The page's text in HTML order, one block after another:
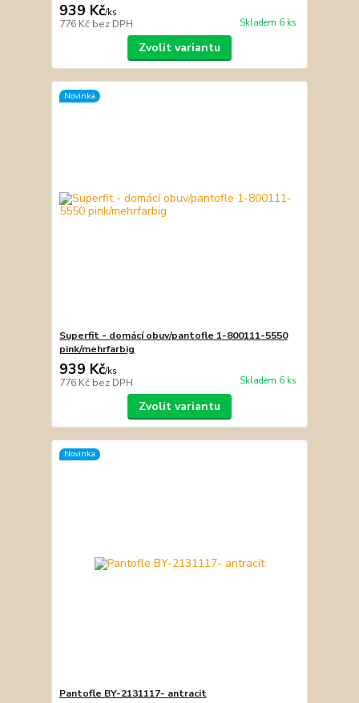
939 Kč/ks
776 Kč bez DPH Skladem 6 ks
Zvolit variantu
Novinka
Superfit - domácí obuv/pantofle 1-800111-5550
pink/mehrfarbig
939 Kč/ks
776 Kč bez DPH Skladem 6 ks
Zvolit variantu
Novinka
Pantofle BY-2131117- antracit